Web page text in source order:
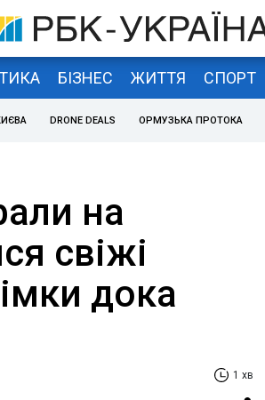
БІЗНЕС ЖИТТЯ СПОРТ
DRONE DEALS ОРМУЗЬКА ПРОТОКА
на
свіжі
дока
1 хв